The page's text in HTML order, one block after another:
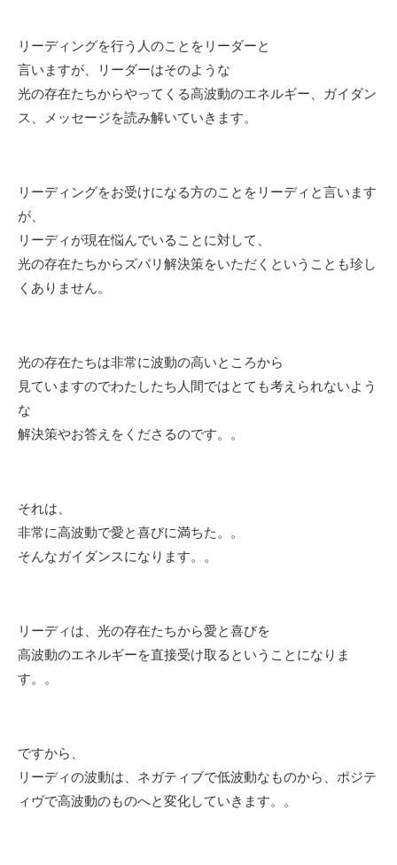
リーディングを行う人のことをリーダーと
言いますが、リーダーはそのような
光の存在たちからやってくる高波動のエネルギー、ガイダン
ス、メッセージを読み解いていきます。
リーディングをお受けになる方のことをリーディと言います
が、
リーディが現在悩んでいることに対して、
光の存在たちからズバリ解決策をいただくということも珍し
くありません。
光の存在たちは非常に波動の高いところから
見ていますのでわたしたち人間ではとても考えられないよう
な
解決策やお答えをくださるのです。。
それは、
非常に高波動で愛と喜びに満ちた。。
そんなガイダンスになります。。
リーディは、光の存在たちから愛と喜びを
高波動のエネルギーを直接受け取るということになりま
す。。
ですから、
リーディの波動は、ネガティブで低波動なものから、ポジテ
ィヴで高波動のものへと変化していきます。。